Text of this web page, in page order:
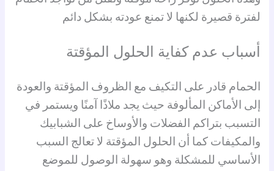
لفترة قصيرة لكنها لا تمنع عودته بشكل دائم
أسباب عدم كفاية الحلول المؤقتة
الحمام قادر على التكيف مع الظروف المؤقتة والعودة
إلى الأماكن المألوفة حيث يجد ملاذًا آمنًا ويستمر في
التسبب بتراكم الفضلات والأوساخ على الشبابيك
والمكيفات كما أن الحلول المؤقتة لا تعالج السبب
الأساسي للمشكلة وهو سهولة الوصول للموضع